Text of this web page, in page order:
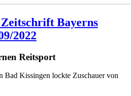
Bayerns
2022
Reitsport
Bad Kissingen lockte Zuschauer von